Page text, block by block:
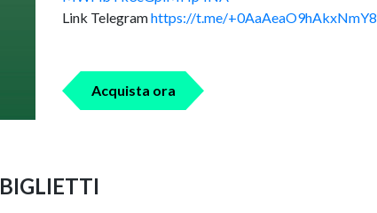
Link Telegramhttps://t.me/+0AaAeaO9hAkxNmY8
Acquista ora
BIGLIETTI